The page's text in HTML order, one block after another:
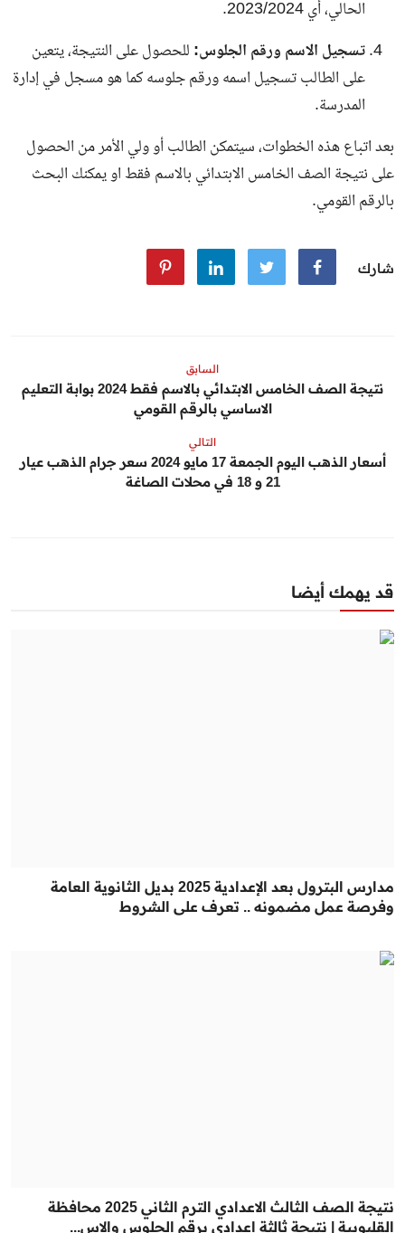
الحالي، أي 2023/2024.
تسجيل الاسم ورقم الجلوس: للحصول على النتيجة، يتعين
على الطالب تسجيل اسمه ورقم جلوسه كما هو مسجل في إدارة
المدرسة.
بعد اتباع هذه الخطوات، سيتمكن الطالب أو ولي الأمر من الحصول
على نتيجة الصف الخامس الابتدائي بالاسم فقط او يمكنك البحث
بالرقم القومي.
شارك
السابق
نتيجة الصف الخامس الابتدائي بالاسم فقط 2024 بوابة التعليم
الاساسي بالرقم القومي
التالي
أسعار الذهب اليوم الجمعة 17 مايو 2024 سعر جرام الذهب عيار
21 و 18 في محلات الصاغة
قد يهمك أيضا
مدارس البترول بعد الإعدادية 2025 بديل الثانوية العامة
وفرصة عمل مضمونه .. تعرف على الشروط
نتيجة الصف الثالث الاعدادي الترم الثاني 2025 محافظة
القليوبية | نتيجة ثالثة إعدادي برقم الجلوس والاس...